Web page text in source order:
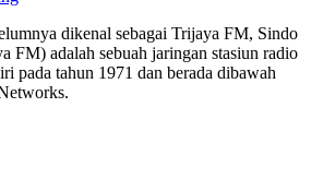
dikenal sebagai Trijaya FM, Sindo
FM) adalah sebuah jaringan stasiun radio
pada tahun 1971 dan berada dibawah